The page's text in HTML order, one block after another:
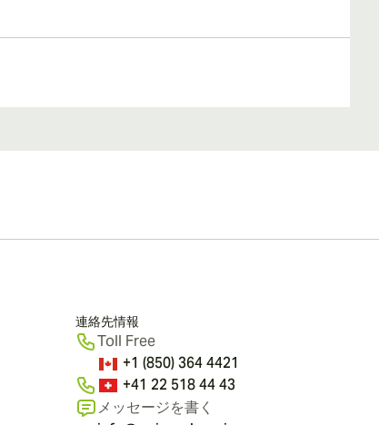
連絡先情報
Toll Free
+1 (850) 364 4421
+41 22 518 44 43
メッセージを書く